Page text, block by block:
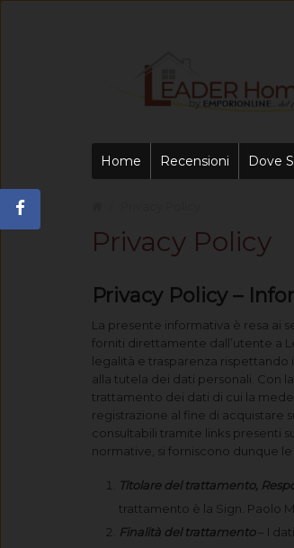
Home Recensioni Dove
Privacy Policy
Privacy Policy –
La presente informativa è resa ai
forniti direttamente dall’utente a
legalità e trasparenza
alla tutela dei dati personali. Con
trattamento dei dati di cui la
registrazione al fine di acquistare
consultabili tramite links presenti
normative, si forniscono dunque
Titolare del trattamento,
trattamento è la Sign. Paolo
Finalità del trattamento– I